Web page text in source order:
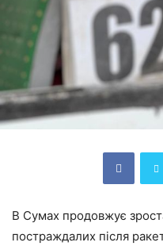
В Сумах продовжує
постраждалих після